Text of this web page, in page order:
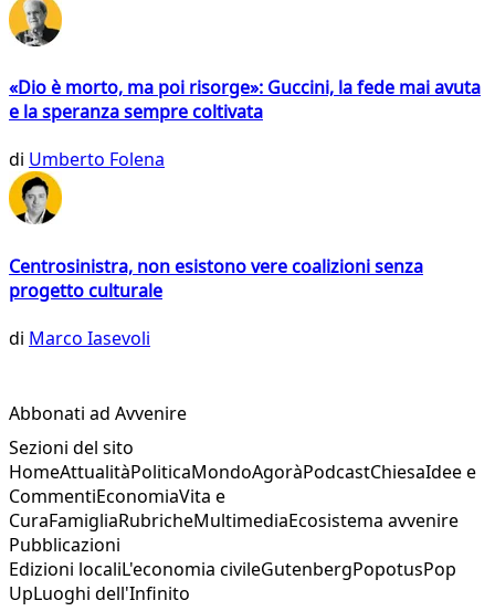
«Dio è morto, ma poi risorge»: Guccini, la fede mai avuta
e la speranza sempre coltivata
di Umberto Folena
Centrosinistra, non esistono vere coalizioni senza
progetto culturale
di Marco Iasevoli
Abbonati ad Avvenire
Sezioni del sito
HomeAttualitàPoliticaMondoAgoràPodcastChiesaIdee e
CommentiEconomiaVita e
CuraFamigliaRubricheMultimediaEcosistema avvenire
Pubblicazioni
Edizioni localiL'economia civileGutenbergPopotusPop
UpLuoghi dell'Infinito